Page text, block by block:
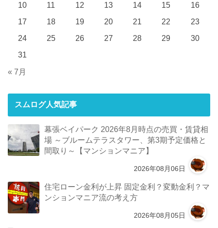
10
11 12 13 14 15
16
17
18 19 20 21 22
23
24
25 26 27 28 29
30
31
« 7月
スムログ人気記事
幕張ベイパーク 2026年8月時点の売買・賃貸相
場 ～ブルームテラスタワー、第3期予定価格と
間取り～【マンションマニア】
2026年08月06日
住宅ローン金利が上昇 固定金利？変動金利？マ
ンションマニア流の考え方
2026年08月05日